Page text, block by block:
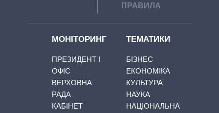
ПРАВИЛА
МОНІТОРИНГ
ПРЕЗИДЕНТ І
ОФІС
ВЕРХОВНА
РАДА
КАБІНЕТ
ТЕМАТИКИ
БІЗНЕС
ЕКОНОМІКА
КУЛЬТУРА
НАУКА
НАЦІОНАЛЬНА